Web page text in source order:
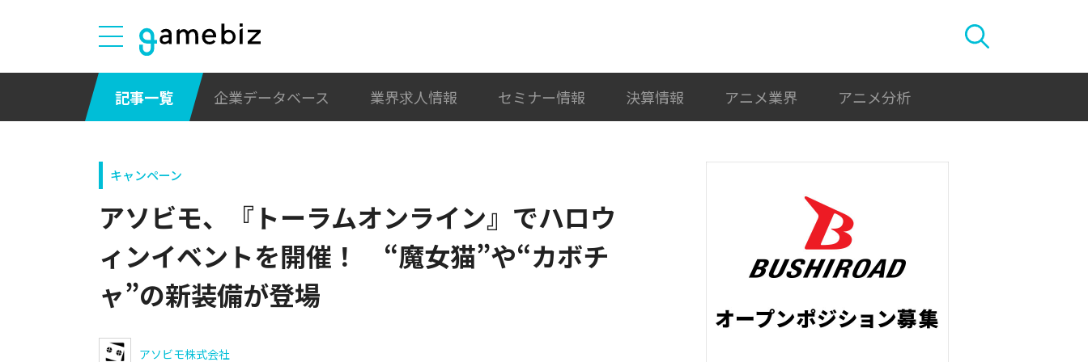
記事一覧 企業データベース 業界求人情報 セミナー情報 決算情報 アニメ業界 アニメ分析
キャンペーン
アソビモ、『トーラムオンライン』でハロウ
ィンイベントを開催！ “魔女猫”や“カボチ
ャ”の新装備が登場
アソビモ株式会社